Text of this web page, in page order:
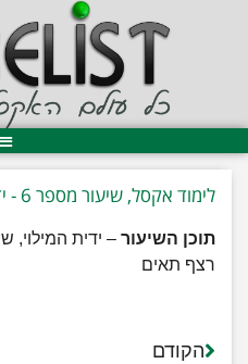
לימוד אקסל, שיעור מספר 6 - ידית המילוי
תוכן השיעור – ידית המילוי,
רצף תאים
הקודם